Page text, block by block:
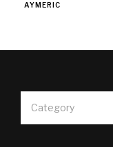
AYMERIC
Category